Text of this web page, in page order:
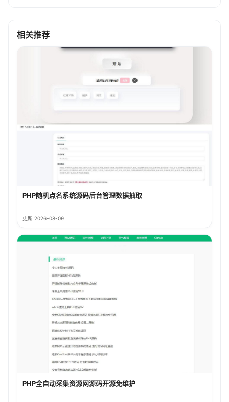
相关推荐
PHP随机点名系统源码后台管理数据抽取
更新 2026-08-09
PHP全自动采集资源网源码开源免维护